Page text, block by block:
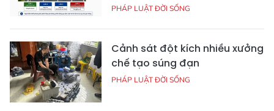
PHÁP LUẬT ĐỜI SỐNG
Cảnh sát đột kích nhiều xưởng
chế tạo súng đạn
PHÁP LUẬT ĐỜI SỐNG